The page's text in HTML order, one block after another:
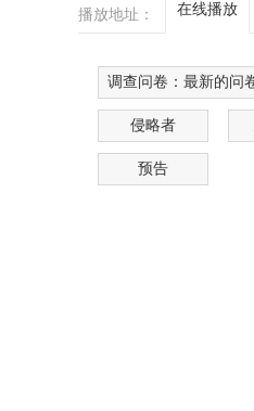
播放地址： 在线播放
调查问卷：最新的问
侵略者
预告